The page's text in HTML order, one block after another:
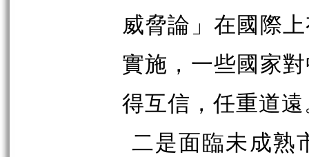
威脅論」在國際
實施，一些國家
得互信，任重道
二是面臨未成熟